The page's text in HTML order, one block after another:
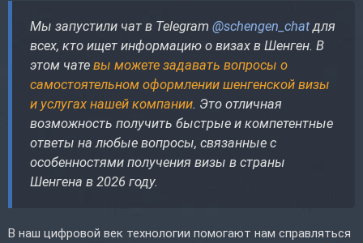
Мы запустили чат в Telegram @schengen_chatдля
всех, кто ищет информацию о визах в Шенген. В
этом чате вы можете задавать вопросы о
самостоятельном оформлении шенгенской визы
и услугах нашей компании. Это отличная
возможность получить быстрые и компетентные
ответы на любые вопросы, связанные с
особенностями получения визы в страны
Шенгена в 2026 году.
В наш цифровой век технологии помогают нам справляться